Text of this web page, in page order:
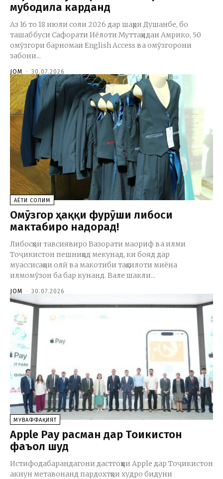
мубодила карданд
Аз 16 то 18 июли соли 2026 дар шаҳри Душанбе, бо
ташаббуси Сафорати Иёлоти Муттаҳидаи Амрико, 50
омӯзгори барномаи English Access ва омӯзгорони
забони...
JOM - 30.07.2026
ҲАЁТИ СОЛИМ
Омӯзгор ҳаққи фурӯши либоси
мактабиро надорад!
Либосҳои тавсиявиро Вазорати маориф ва илми
Тоҷикистон пешниҳод мекунад, ки бояд дар
муассисаҳои олӣ ва макотиби таҳсилоти миёна
илмомӯзон ба бар кунанд. Вале шакли...
JOM - 30.07.2026
МУВАФФАҚИЯТ
Apple Pay расман дар Тоҷикистон
фаъол шуд
Истифодабарандагони дастгоҳҳои Apple дар Тоҷикистон
акнун метавонанд пардохтҳои худро бидуни